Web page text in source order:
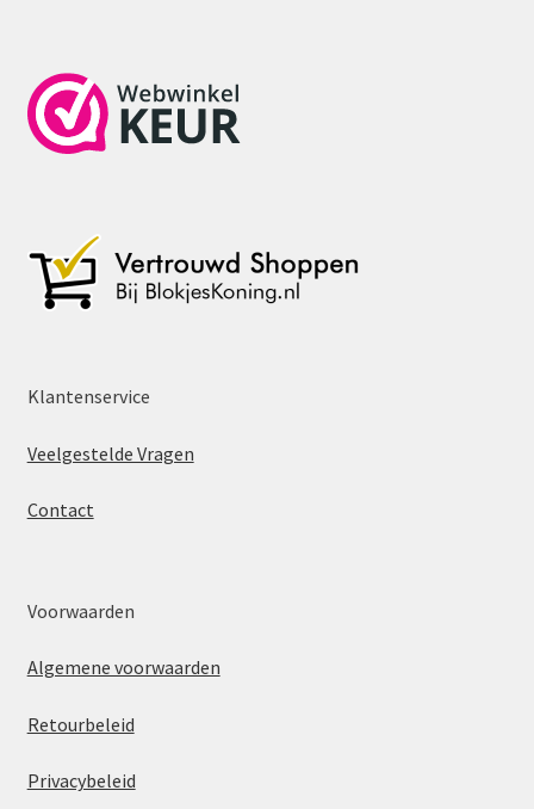
Klantenservice
Veelgestelde Vragen
Contact
Voorwaarden
Algemene voorwaarden
Retourbeleid
Privacybeleid